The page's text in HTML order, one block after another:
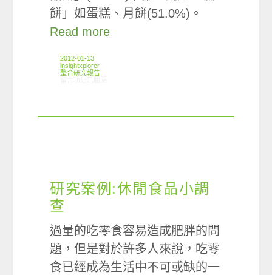
餅」如蛋糕、月餅(51.0%)。
Read more
2012-01-13
insightxplorer
整合研究報告
研究案例:休閒食品小調
查
過量的吃零食容易造成肥胖的問
題，但是對於許多人來說，吃零
食已經成為生活中不可或缺的一